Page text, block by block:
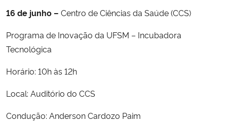
16 de junho – Centro de Ciências da Saúde (CCS)
Programa de Inovação da UFSM – Incubadora
Tecnológica
Horário: 10h às 12h
Local: Auditório do CCS
Condução: Anderson Cardozo Paim